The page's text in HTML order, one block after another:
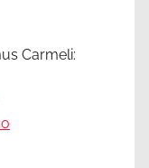
Carmeli: